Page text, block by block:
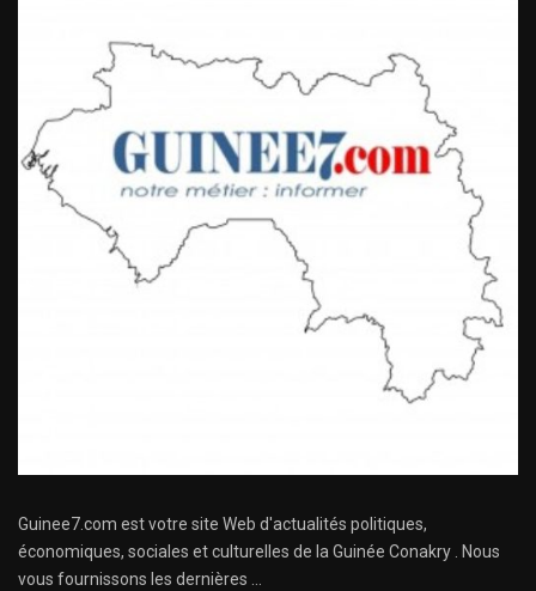
Guinee7.com est votre site Web d'actualités politiques,
économiques, sociales et culturelles de la Guinée Conakry . Nous
vous fournissons les dernières ...